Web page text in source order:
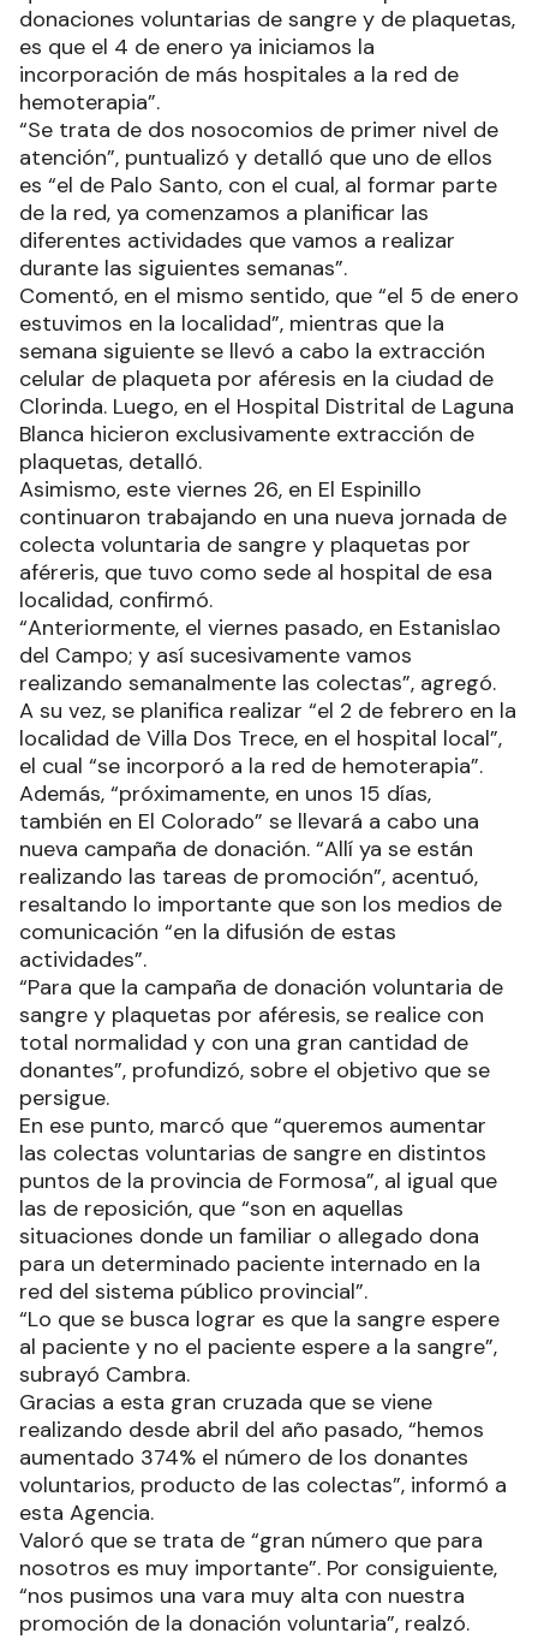
donaciones voluntarias de sangre y de plaquetas,
es que el 4 de enero ya iniciamos la
incorporación de más hospitales a la red de
hemoterapia”.
“Se trata de dos nosocomios de primer nivel de
atención”, puntualizó y detalló que uno de ellos
es “el de Palo Santo, con el cual, al formar parte
de la red, ya comenzamos a planificar las
diferentes actividades que vamos a realizar
durante las siguientes semanas”.
Comentó, en el mismo sentido, que “el 5 de enero
estuvimos en la localidad”, mientras que la
semana siguiente se llevó a cabo la extracción
celular de plaqueta por aféresis en la ciudad de
Clorinda. Luego, en el Hospital Distrital de Laguna
Blanca hicieron exclusivamente extracción de
plaquetas, detalló.
Asimismo, este viernes 26, en El Espinillo
continuaron trabajando en una nueva jornada de
colecta voluntaria de sangre y plaquetas por
aféreris, que tuvo como sede al hospital de esa
localidad, confirmó.
“Anteriormente, el viernes pasado, en Estanislao
del Campo; y así sucesivamente vamos
realizando semanalmente las colectas”, agregó.
A su vez, se planifica realizar “el 2 de febrero en la
localidad de Villa Dos Trece, en el hospital local”,
el cual “se incorporó a la red de hemoterapia”.
Además, “próximamente, en unos 15 días,
también en El Colorado” se llevará a cabo una
nueva campaña de donación. “Allí ya se están
realizando las tareas de promoción”, acentuó,
resaltando lo importante que son los medios de
comunicación “en la difusión de estas
actividades”.
“Para que la campaña de donación voluntaria de
sangre y plaquetas por aféresis, se realice con
total normalidad y con una gran cantidad de
donantes”, profundizó, sobre el objetivo que se
persigue.
En ese punto, marcó que “queremos aumentar
las colectas voluntarias de sangre en distintos
puntos de la provincia de Formosa”, al igual que
las de reposición, que “son en aquellas
situaciones donde un familiar o allegado dona
para un determinado paciente internado en la
red del sistema público provincial”.
“Lo que se busca lograr es que la sangre espere
al paciente y no el paciente espere a la sangre”,
subrayó Cambra.
Gracias a esta gran cruzada que se viene
realizando desde abril del año pasado, “hemos
aumentado 374% el número de los donantes
voluntarios, producto de las colectas”, informó a
esta Agencia.
Valoró que se trata de “gran número que para
nosotros es muy importante”. Por consiguiente,
“nos pusimos una vara muy alta con nuestra
promoción de la donación voluntaria”, realzó.